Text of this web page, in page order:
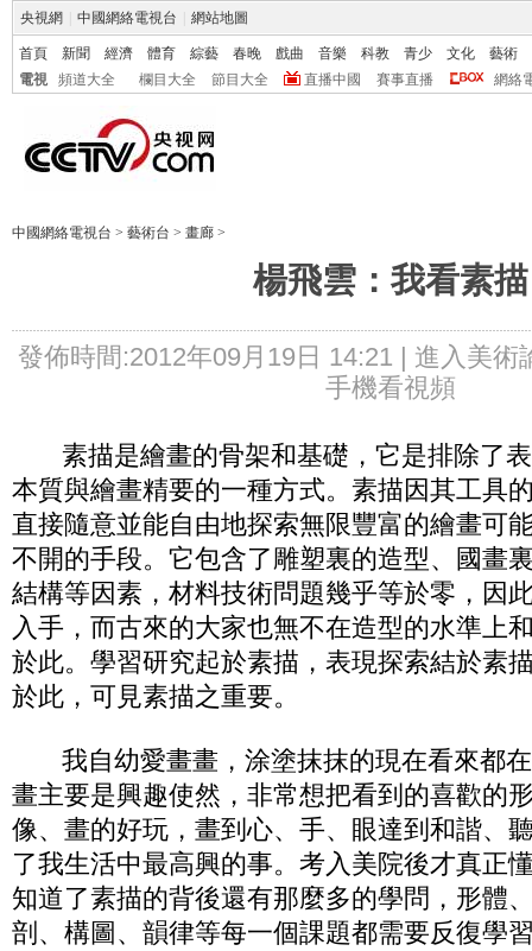
央視網 中國網絡電視台 網站地圖
首頁 新聞 經濟 體育 綜藝 春晚 戲曲 音樂 科教 青少 文化
藝術
電視
頻道大全 欄目大全 節目大全 直播中國 賽事直播 網絡
中國網絡電視台 > 藝術台 > 畫廊 >
楊飛雲：我看素描
發佈時間:2012年09月19日 14:21 | 進入美術
手機看視頻
素描是繪畫的骨架和基礎，它是排除了表
本質與繪畫精要的一種方式。素描因其工具
直接隨意並能自由地探索無限豐富的繪畫可
不開的手段。它包含了雕塑裏的造型、國畫
結構等因素，材料技術問題幾乎等於零，因
入手，而古來的大家也無不在造型的水準上
於此。學習研究起於素描，表現探索結於素
於此，可見素描之重要。
我自幼愛畫畫，涂塗抹抹的現在看來都在
畫主要是興趣使然，非常想把看到的喜歡的
像、畫的好玩，畫到心、手、眼達到和諧、
了我生活中最高興的事。考入美院後才真正
知道了素描的背後還有那麼多的學問，形體
剖、構圖、韻律等每一個課題都需要反復學